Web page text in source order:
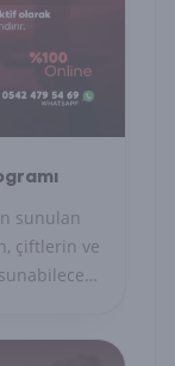
sunulan
çiftlerin ve